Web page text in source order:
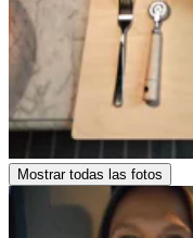
Mostrar todas las fotos